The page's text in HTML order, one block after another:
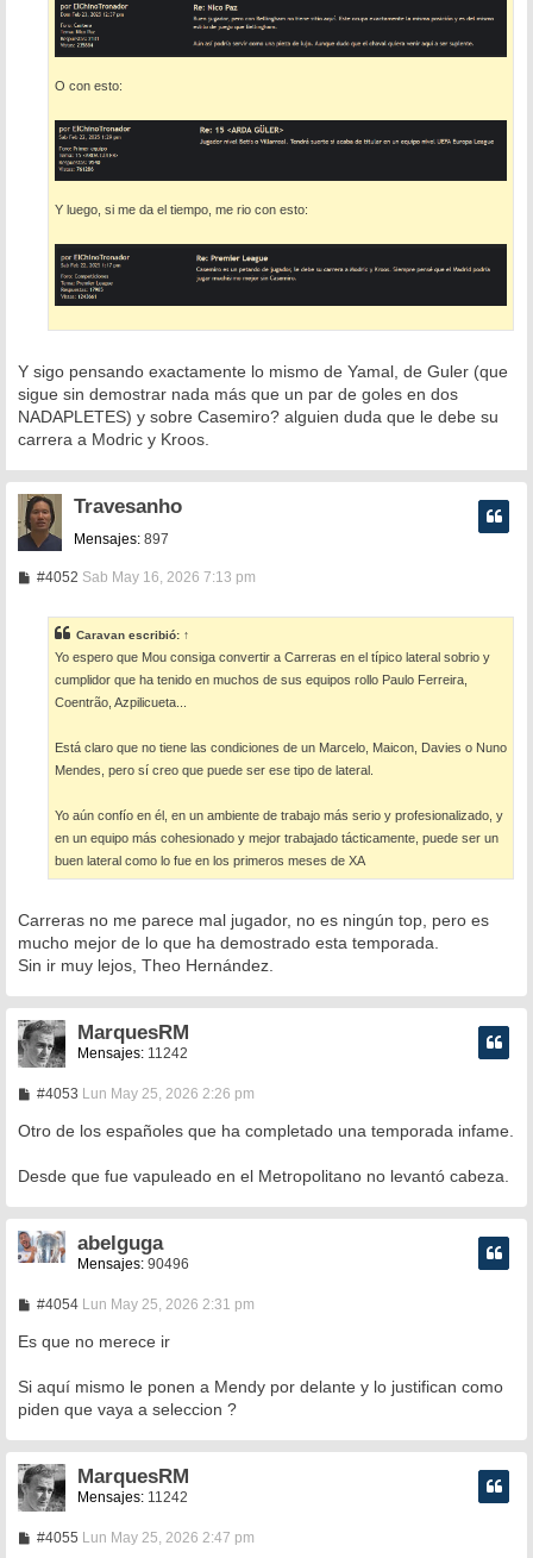
O con esto:
Y luego, si me da el tiempo, me rio con esto:
Y sigo pensando exactamente lo mismo de Yamal, de Guler (que
sigue sin demostrar nada más que un par de goles en dos
NADAPLETES) y sobre Casemiro? alguien duda que le debe su
carrera a Modric y Kroos.
Travesanho
Mensajes: 897
#4052M
a
j
e
Sab May 16, 2026 7:13 pm
Caravan escribió: ↑
Yo espero que Mou consiga convertir a Carreras en el típico lateral sobrio y
cumplidor que ha tenido en muchos de sus equipos rollo Paulo Ferreira,
Coentrão, Azpilicueta...
Está claro que no tiene las condiciones de un Marcelo, Maicon, Davies o Nuno
Mendes, pero sí creo que puede ser ese tipo de lateral.
Yo aún confío en él, en un ambiente de trabajo más serio y profesionalizado, y
en un equipo más cohesionado y mejor trabajado tácticamente, puede ser un
buen lateral como lo fue en los primeros meses de XA
Carreras no me parece mal jugador, no es ningún top, pero es
mucho mejor de lo que ha demostrado esta temporada.
Sin ir muy lejos, Theo Hernández.
MarquesRM
Mensajes: 11242
#4053M
n
j
Lun May 25, 2026 2:26 pm
Otro de los españoles que ha completado una temporada infame.
Desde que fue vapuleado en el Metropolitano no levantó cabeza.
abelguga
Mensajes: 90496
#4054M
n
j
e
Lun May 25, 2026 2:31 pm
Es que no merece ir
Si aquí mismo le ponen a Mendy por delante y lo justifican como
piden que vaya a seleccion ?
MarquesRM
Mensajes: 11242
#4055MLun May 25, 2026 2:47 pm